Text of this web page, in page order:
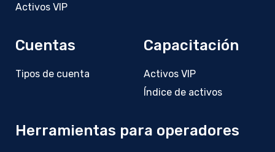
Activos VIP
Cuentas
Tipos de cuenta
Capacitación
Activos VIP
Índice de activos
Herramientas para operadores